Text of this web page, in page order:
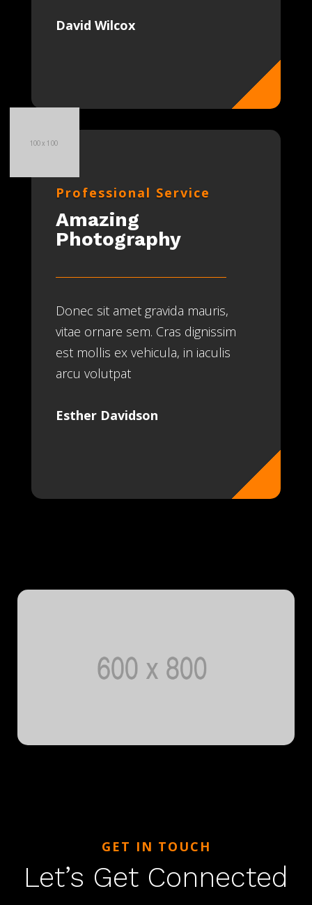
David Wilcox
Professional Service
Amazing
Photography
Donec sit amet gravida mauris,
vitae ornare sem. Cras dignissim
est mollis ex vehicula, in iaculis
arcu volutpat
Esther Davidson
GET IN TOUCH
Let’s Get Connected